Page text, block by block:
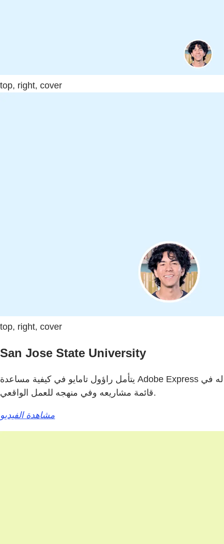
top, right, cover
top, right, cover
San Jose State University
يتأمل راؤول تامايو في كيفية مساعدة Adobe Express له في
قائمة مشاريعه وفي منهجه للعمل الواقعي.
مشاهدة الفيديو